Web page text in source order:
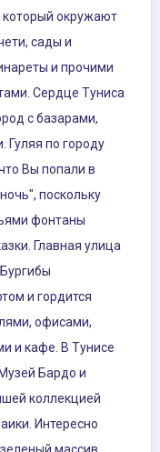
окружают
сады и
и прочими
Сердце Туниса
с базарами,
Гуляя по городу
Вы попали в
поскольку
фонтаны
Главная улица
и гордится
офисами,
и кафе. В Тунисе
Бардо и
коллекцией
Интересно